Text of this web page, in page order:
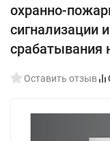
охранно-
сигнализации
срабатывания
Оставить отзыв